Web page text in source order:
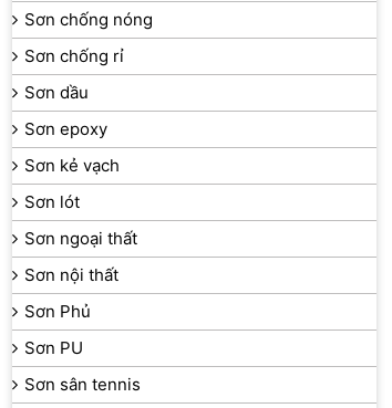
Sơn chống nóng
Sơn chống rỉ
Sơn dầu
Sơn epoxy
Sơn kẻ vạch
Sơn lót
Sơn ngoại thất
Sơn nội thất
Sơn Phủ
Sơn PU
Sơn sân tennis